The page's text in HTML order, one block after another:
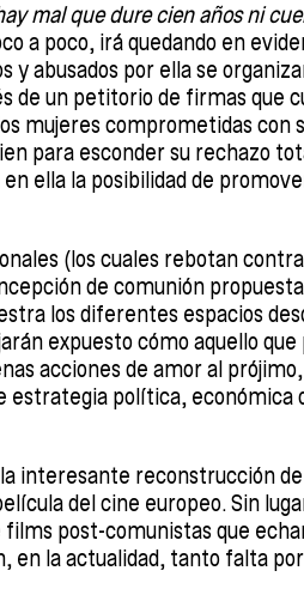
mal que dure cien años ni
a poco, irá quedando en
y abusados por ella se
de un petitorio de firmas que
mujeres comprometidas con
para esconder su rechazo
ella la posibilidad de
(los cuales rebotan
de comunión
los diferentes espacios
expuesto cómo aquello
acciones de amor al
estrategia política, económica
interesante reconstrucción
del cine europeo. Sin
post-comunistas que
en la actualidad, tanto falta